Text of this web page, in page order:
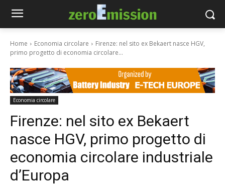
Home Economia circolare
Firenze: nel sito ex Bekaert nasce HGV,
primo progetto di economia circolare...
Economia circolare
Firenze: nel sito ex Bekaert
nasce HGV, primo progetto di
economia circolare industriale
d’Europa